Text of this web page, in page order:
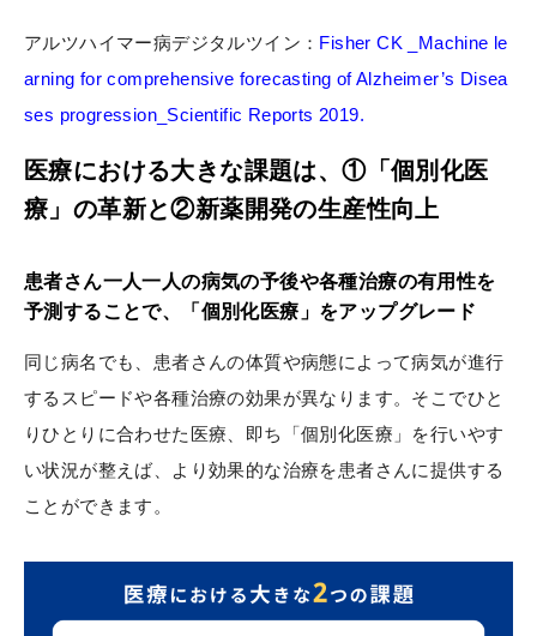
アルツハイマー病デジタルツイン： Fisher CK _Machine le
arning for comprehensive forecasting of Alzheimer’s Disea
ses progression_Scientific Reports 2019.
医療における大きな課題は、①「個別化医
療」の革新と②新薬開発の生産性向上
患者さん一人一人の病気の予後や各種治療の有用性を
予測することで、「個別化医療」をアップグレード
同じ病名でも、患者さんの体質や病態によって病気が進行
するスピードや各種治療の効果が異なります。そこでひと
りひとりに合わせた医療、即ち「個別化医療」を行いやす
い状況が整えば、より効果的な治療を患者さんに提供する
ことができます。